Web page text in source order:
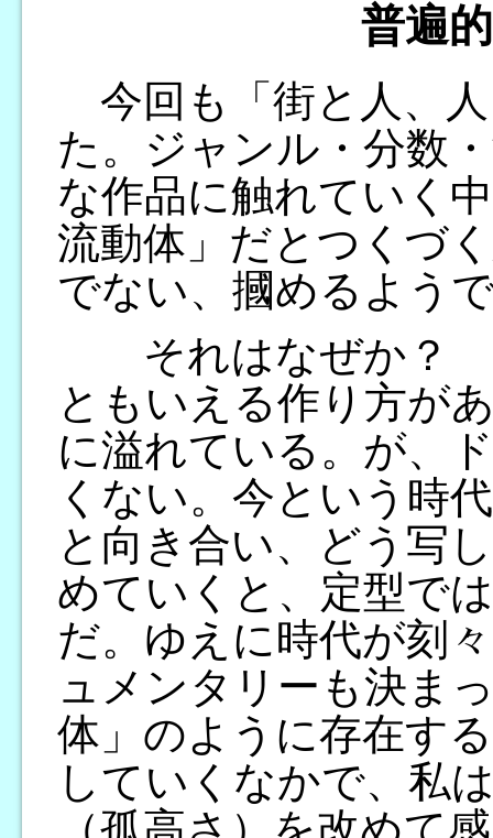
普遍
今回も「街と人、
た。ジャンル・分数
な作品に触れていく
流動体」だとつくづ
でない、摑めるよう
それはなぜか？
ともいえる作り方が
に溢れている。が、
くない。今という時
と向き合い、どう写
めていくと、定型で
だ。ゆえに時代が刻
ュメンタリーも決ま
体」のように存在す
していくなかで、私